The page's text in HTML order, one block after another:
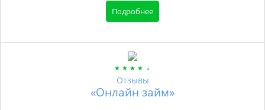
Подробнее
Отзывы
«Онлайн займ»